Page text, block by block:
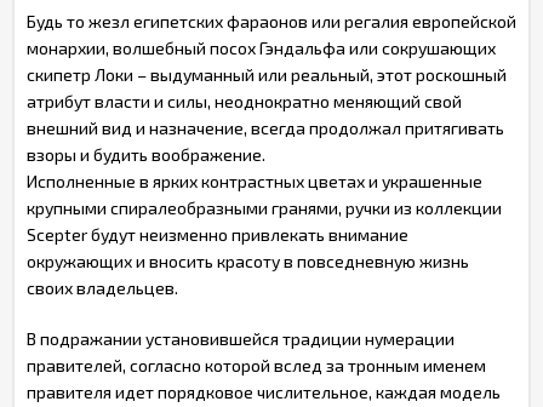
Будь то жезл египетских фараонов или регалия европейской
монархии, волшебный посох Гэндальфа или сокрушающих
скипетр Локи – выдуманный или реальный, этот роскошный
атрибут власти и силы, неоднократно меняющий свой
внешний вид и назначение, всегда продолжал притягивать
взоры и будить воображение.
Исполненные в ярких контрастных цветах и украшенные
крупными спиралеобразными гранями, ручки из коллекции
Scepter будут неизменно привлекать внимание
окружающих и вносить красоту в повседневную жизнь
своих владельцев.
В подражании установившейся традиции нумерации
правителей, согласно которой вслед за тронным именем
правителя идет порядковое числительное, каждая модель